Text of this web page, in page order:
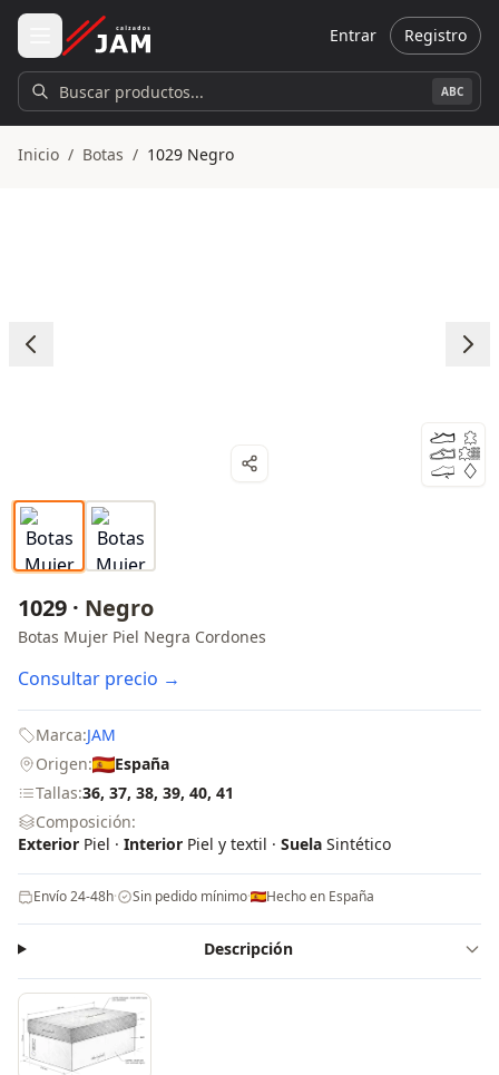
Ir al contenido principal
Entrar Registro
Buscar productos... ABC
Inicio / Botas / 1029 Negro
1029 · Negro
Botas Mujer Piel Negra Cordones
Consultar precio →
Marca:JAM
Origen:
España
Tallas:36, 37, 38, 39, 40, 41
Composición:
Exterior Piel · Interior Piel y textil · Suela Sintético
Envío 24-48h· Sin pedido mínimo· Hecho en España
Descripción